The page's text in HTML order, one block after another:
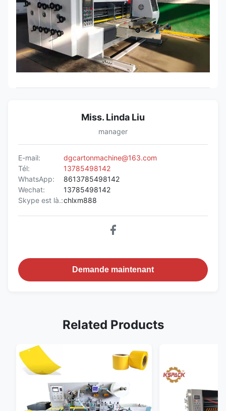
Miss. Linda Liu
manager
E-mail:
dgcartonmachine@163.com
Tél:
13785498142
WhatsApp:
8613785498142
Wechat:
13785498142
Skype est là.:chlxm888
Demande maintenant
Related Products